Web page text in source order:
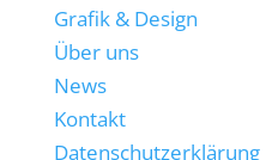
Grafik & Design
Über uns
News
Kontakt
Datenschutzerklärung